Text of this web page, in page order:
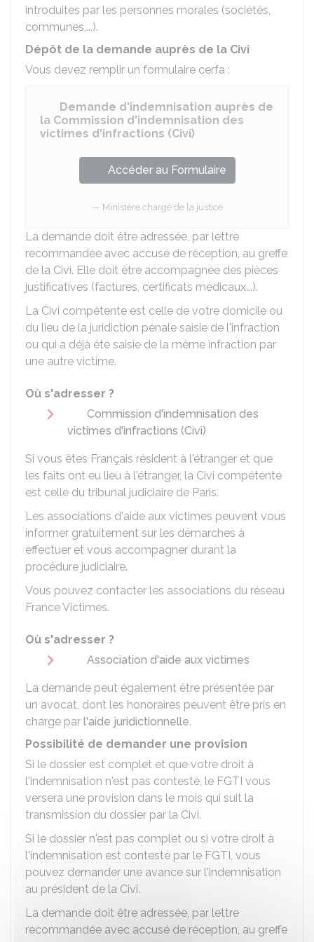
introduites par les personnes morales (sociétés,
communes,...).
Dépôt de la demande auprès de la Civi
Vous devez remplir un formulaire cerfa :
Demande d'indemnisation auprès de
la Commission d'indemnisation des
victimes d'infractions (Civi)
Accéder au Formulaire
Ministère chargé de la justice
La demande doit être adressée, par lettre
recommandée avec accusé de réception, au greffe
de la Civi. Elle doit être accompagnée des pièces
justificatives (factures, certificats médicaux...).
La Civi compétente est celle de votre domicile ou
du lieu de la juridiction pénale saisie de l'infraction
ou qui a déjà été saisie de la même infraction par
une autre victime.
Où s'adresser ?
Commission d'indemnisation des
victimes d'infractions (Civi)
Si vous êtes Français résident à l'étranger et que
les faits ont eu lieu à l'étranger, la Civi compétente
est celle du tribunal judiciaire de Paris.
Les associations d'aide aux victimes peuvent vous
informer gratuitement sur les démarches à
effectuer et vous accompagner durant la
procédure judiciaire.
Vous pouvez contacter les associations du réseau
France Victimes.
Où s'adresser ?
Association d'aide aux victimes
La demande peut également être présentée par
un avocat, dont les honoraires peuvent être pris en
charge par l'aide juridictionnelle.
Possibilité de demander une provision
Si le dossier est complet et que votre droit à
l'indemnisation n'est pas contesté, le FGTI vous
versera une provision dans le mois qui suit la
transmission du dossier par la Civi.
Si le dossier n'est pas complet ou si votre droit à
l'indemnisation est contesté par le FGTI, vous
pouvez demander une avance sur l'indemnisation
au président de la Civi.
La demande doit être adressée, par lettre
recommandée avec accusé de réception, au greffe